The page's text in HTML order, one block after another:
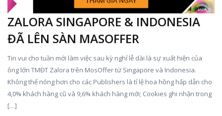
ZALORA SINGAPORE & INDONESIA
ĐÃ LÊN SÀN MASOFFER
Tin vui cho tuần mới làm việc sau kỳ nghỉ lễ dài là sự xuất hiện của
ông lớn TMĐT Zalora trên MosOffer từ Singapore và Indonesia.
Không thể nóng hơn cho các Publishers là tỉ lệ hoa hồng hấp dẫn cho
4,0% khách hàng cũ và 9,6% khách hàng mới; Cookies ghi nhận trong
[…]